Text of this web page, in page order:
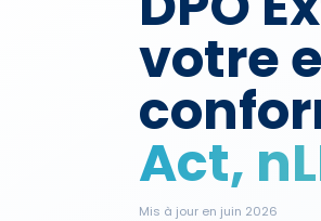
votre
Act,
Mis à jour en juin 2026